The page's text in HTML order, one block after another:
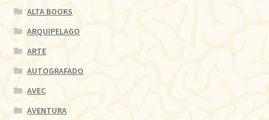
ALTA BOOKS
ARQUIPELAGO
ARTE
AUTOGRAFADO
AVEC
AVENTURA